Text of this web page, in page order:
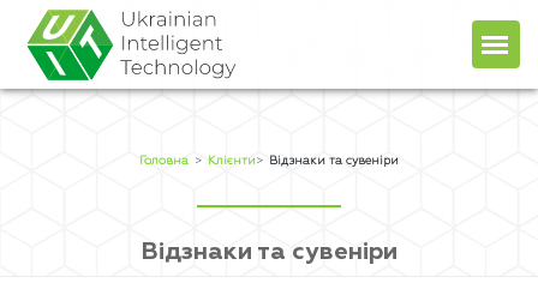
Про компанiю
Послуги
Головна > Клієнти> Відзнаки та сувеніри
Відзнаки та сувеніри